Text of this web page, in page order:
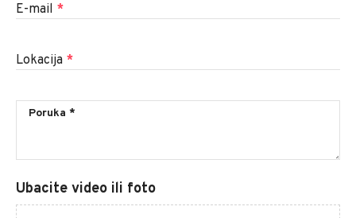
E-mail *
Lokacija *
Ubacite video ili foto